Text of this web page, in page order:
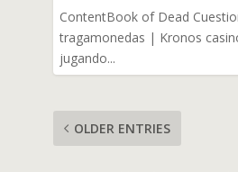
ContentBook of Dead
tragamonedas | Kronos
jugando...
OLDER ENTRIES